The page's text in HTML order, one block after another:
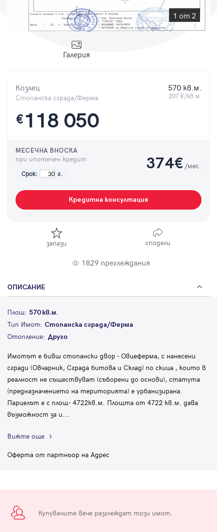
1 от 2
Галерия
Козлец
Стопанска сграда/Ферма
570 кв.м.
207 €/кв.м.
€118 050
МЕСЕЧНА ВНОСКА
при ипотечен кредит
Срок: г.
374€ /мес.
Кредитна консултация
запази сподели
1829 преглеждания
ОПИСАНИЕ
Площ: 570 кв.м.
Тип Имот: Стопанска сграда/Ферма
Отопление: Друго
Имотът е бивш стопански двор - Овцеферма, с нанесени
сгради (Овчарник, Сграда битова и Склад) по скица , които в
реалност не съществуват (съборени до основи), статута
(предназначението на територията) е урбанизирана.
Парцелът е с площ- 4722кв.м. Площта от 4722 кв.м. дава
възможност за и...
Вижте още
Оферта от партньор на Адрес
Купувачите вече разглеждат този имот.
Забравена парола
Регистрация